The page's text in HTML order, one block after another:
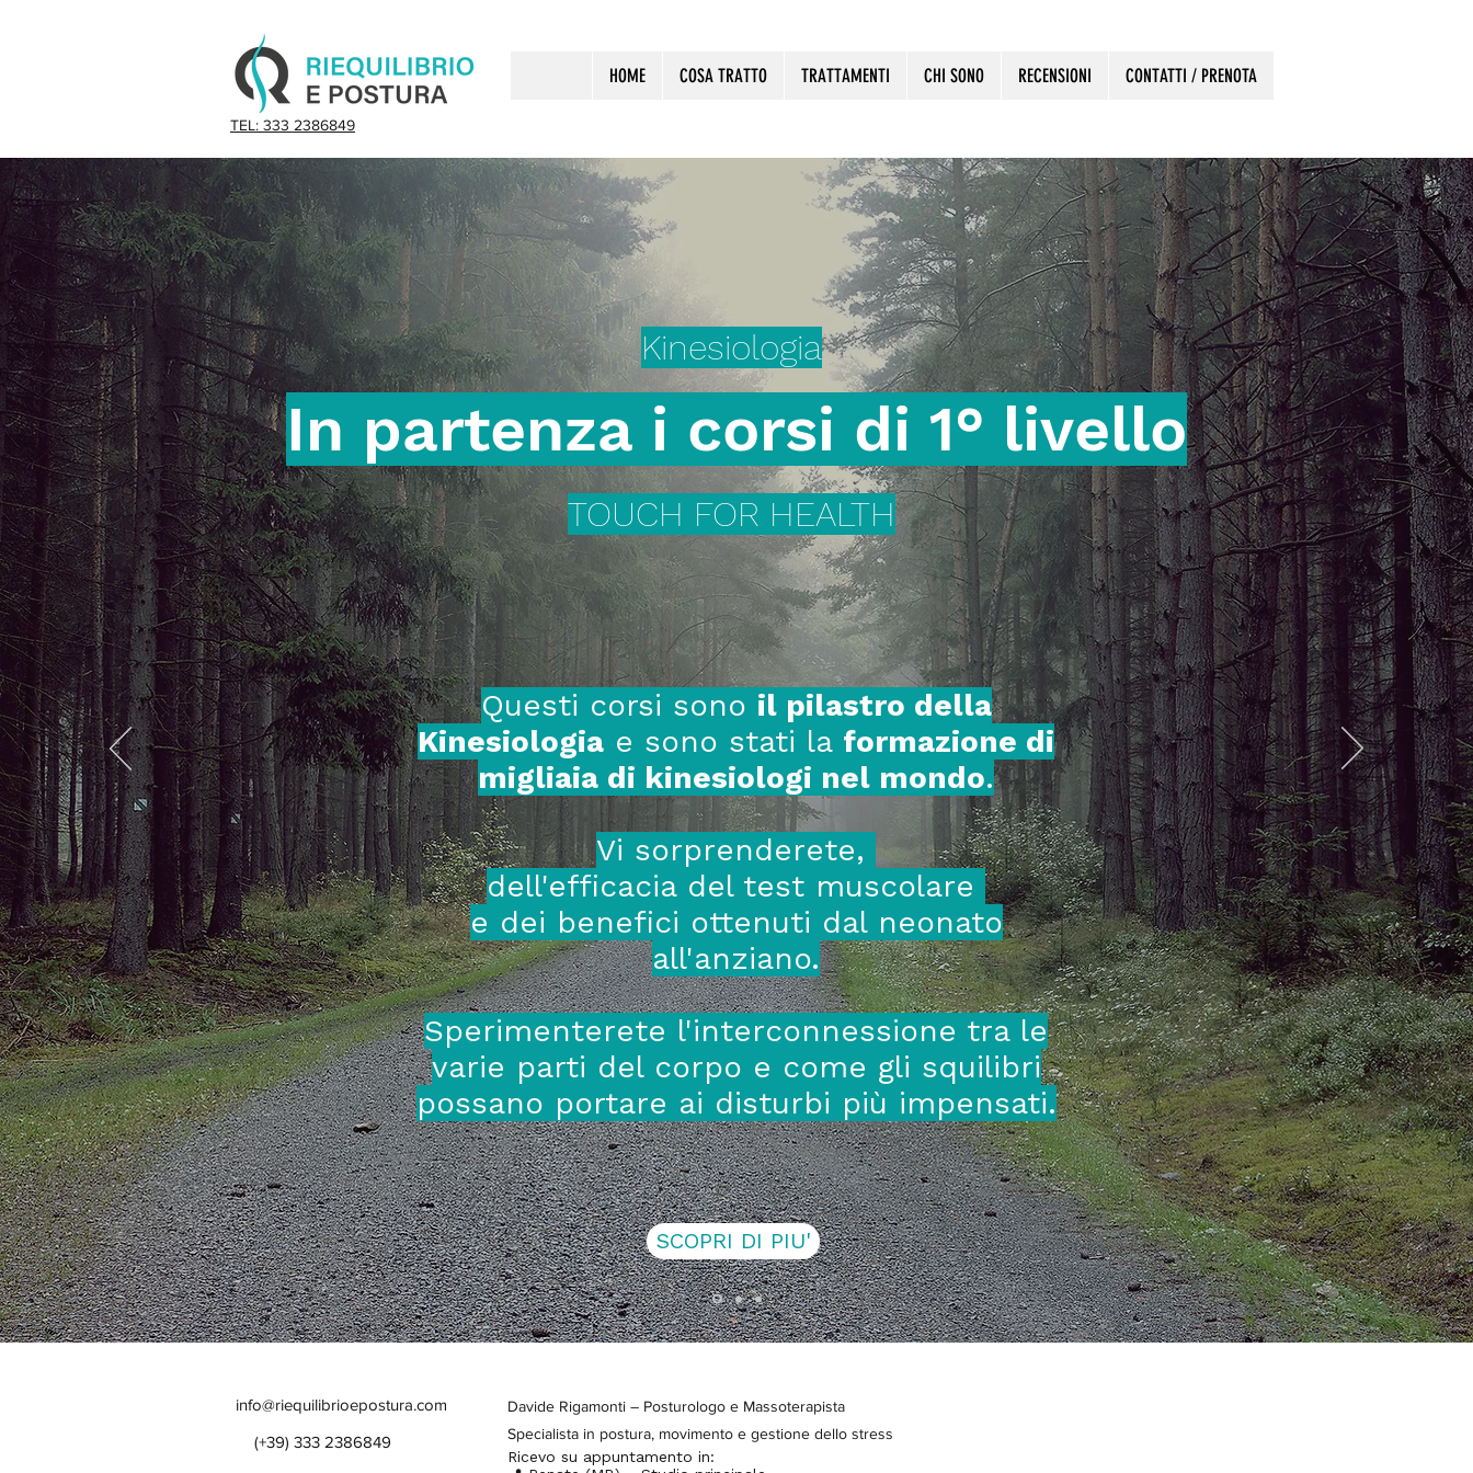
TEL: 333 2386849
HOME COSA TRATTO TRATTAMENTI CHI SONO RECENSIONI CONTATTI / PRENOTA
Kinesiologia
In partenza i corsi di 1° livello
TOUCH FOR HEALTH
Questi corsi sono il pilastro della
Kinesiologia e sono stati la formazione di
migliaia di kinesiologi nel mondo.
Vi sorprenderete,
dell'efficacia del test muscolare
e dei benefici ottenuti dal neonato
all'anziano.
Sperimenterete l'interconnessione tra le
varie parti del corpo e come gli squilibri
possano portare ai disturbi più impensati.
SCOPRI DI PIU'
info@riequilibrioepostura.com
(+39) 333 2386849
Davide Rigamonti – Posturologo e Massoterapista
Specialista in postura, movimento e gestione dello stress
Ricevo su appuntamento in: